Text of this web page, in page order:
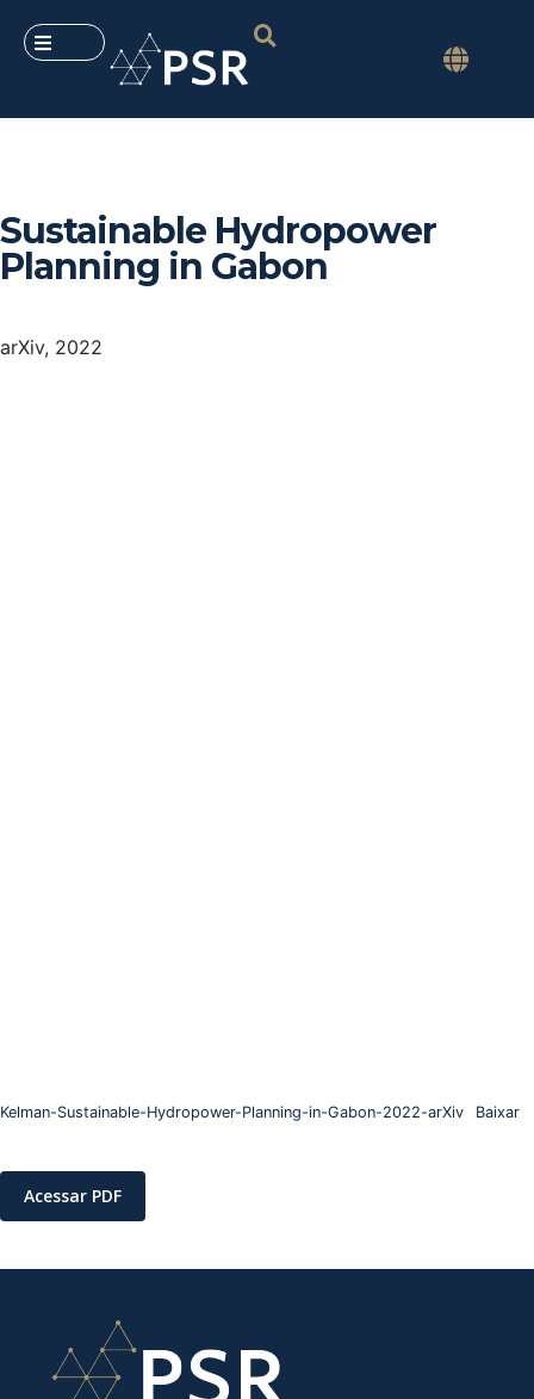
Sustainable Hydropower
Planning in Gabon
arXiv, 2022
Kelman-Sustainable-Hydropower-Planning-in-Gabon-2022-arXiv Baixar
Acessar PDF